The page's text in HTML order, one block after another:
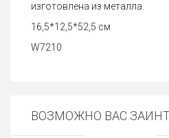
изготовлена из металла.
16,5*12,5*52,5 см
W7210
ВОЗМОЖНО ВАС